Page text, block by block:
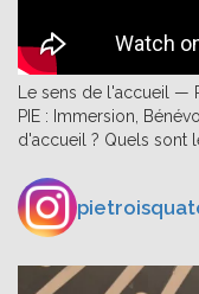
Le sens de l'accueil —
PIE : Immersion,
d'accueil ? Quels sont